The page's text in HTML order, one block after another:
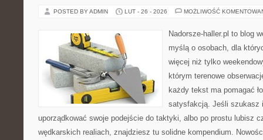
POSTED BY ADMIN LUT - 26 - 2026 MOŻLIWOŚĆ
Nadorsze-haller.pl to blog
myślą o osobach, dla
więcej niż tylko
którym terenowe
każdy tekst ma pomagać
satysfakcją. Jeśli szukasz
uporządkować swoje podejście do taktyki, albo po prostu lubisz
wędkarskich realiach, znajdziesz tu solidne kompendium.